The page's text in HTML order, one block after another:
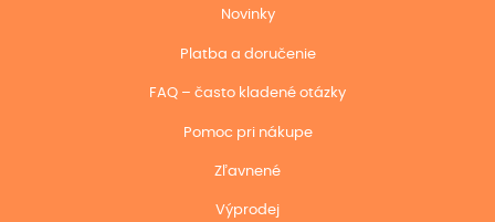
Novinky
Platba a doručenie
FAQ – často kladené otázky
Pomoc pri nákupe
Zľavnené
Výprodej